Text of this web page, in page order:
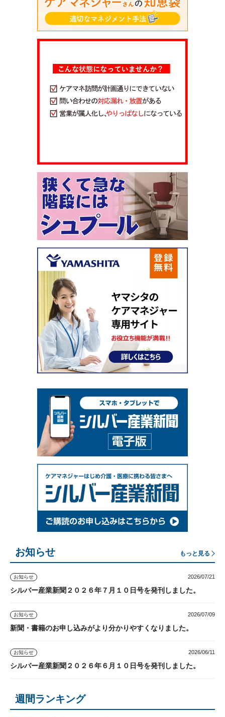
お知らせ もっと見る
お知らせ 2026/07/21
シルバー産業新聞２０２６年７月１０日号を発刊しました。
お知らせ 2026/07/09
新聞・書籍のお申し込みがより分かりやすくなりました。
お知らせ 2026/06/11
シルバー産業新聞２０２６年６月１０日号を発刊しました。
週間ランキング